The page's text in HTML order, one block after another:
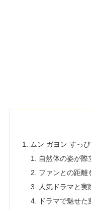
ムン ガヨン すっ
自然体の姿が際
ファンとの距離
人気ドラマと
ドラマで魅せ